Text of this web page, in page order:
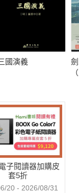
國演義
子閱讀器加購皮
套5折
20 - 2026/08/31